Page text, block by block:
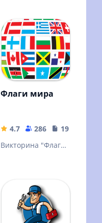
ответами. Ребусы.
Шарады.
Флаги мира
4.7 286
19.83 MB
Викторина "Флаги